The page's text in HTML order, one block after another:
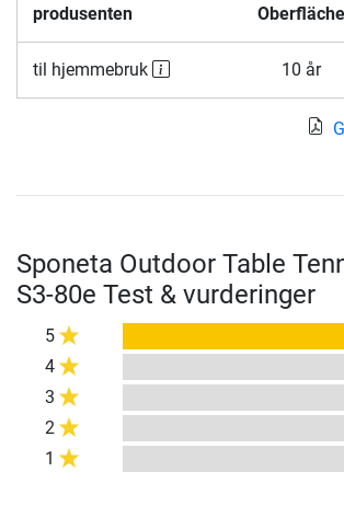
produsenten
Oberfläche
til hjemmebruk 10 år
Sponeta Outdoor Table
S3-80e Test & vurderinger
5
4
3
2
1